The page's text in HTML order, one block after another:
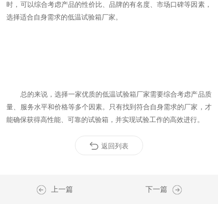
时，可以综合考虑产品的性价比、品牌的有名度、市场口碑等因素，
选择适合自身需求的低温试验箱厂家。
总的来说，选择一家优质的低温试验箱厂家需要综合考虑产品质
量、服务水平和价格等多个因素。只有找到符合自身需求的厂家，才
能确保获得高性能、可靠的试验箱，并实现试验工作的高效进行。
返回列表
上一篇 下一篇